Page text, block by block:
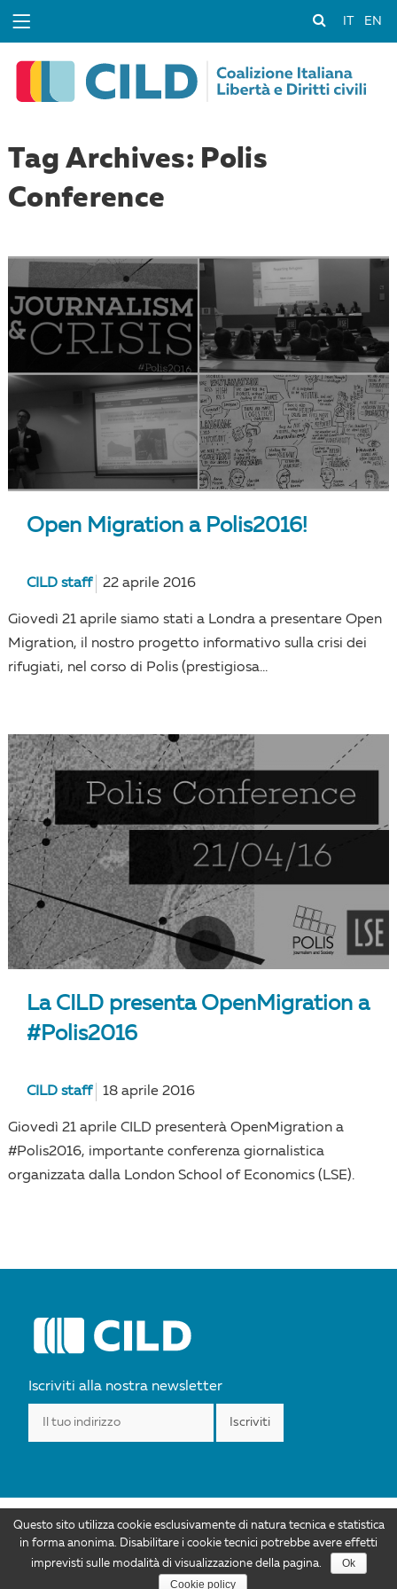
EN
Tag Archives: Polis
Conference
Open Migration a Polis2016!
CILD staff 22 aprile 2016
Giovedì 21 aprile siamo stati a Londra a presentare Open
Migration, il nostro progetto informativo sulla crisi dei
rifugiati, nel corso di Polis (prestigiosa...
La CILD presenta OpenMigration a
#Polis2016
CILD staff 18 aprile 2016
Giovedì 21 aprile CILD presenterà OpenMigration a
#Polis2016, importante conferenza giornalistica
organizzata dalla London School of Economics (LSE).
Iscriviti alla nostra newsletter
Attribuzione 4.0 Internazionale. Autorizzazioni ulteriori rispetto allo scopo di
questa licenza sono disponibili all'indirizzo info@cild.eu |Privacy policy
Questo sito utilizza cookie esclusivamente di natura tecnica e statistica
in forma anonima. Disabilitare i cookie tecnici potrebbe avere effetti
imprevisti sulle modalità di visualizzazione della pagina.
Ok
Cookie policy